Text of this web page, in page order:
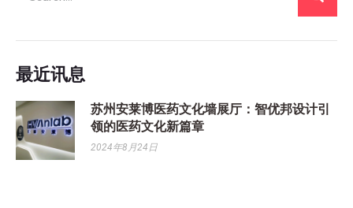
最近讯息
苏州安莱博医药文化墙展厅：智优邦设计引
领的医药文化新篇章
2024年8月24日